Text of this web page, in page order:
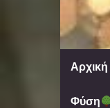
Αρχική
Φύση